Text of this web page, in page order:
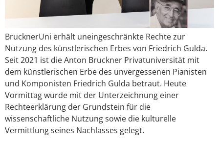
BrucknerUni erhält uneingeschränkte Rechte zur
Nutzung des künstlerischen Erbes von Friedrich Gulda.
Seit 2021 ist die Anton Bruckner Privatuniversität mit
dem künstlerischen Erbe des unvergessenen Pianisten
und Komponisten Friedrich Gulda betraut. Heute
Vormittag wurde mit der Unterzeichnung einer
Rechteerklärung der Grundstein für die
wissenschaftliche Nutzung sowie die kulturelle
Vermittlung seines Nachlasses gelegt.